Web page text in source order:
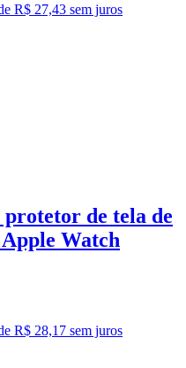
R$ 27,43 sem juros
de tela de
Watch
R$ 28,17 sem juros